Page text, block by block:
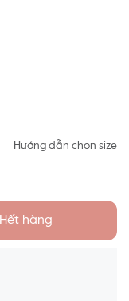
Hướng dẫn chọn size
Hết hàng